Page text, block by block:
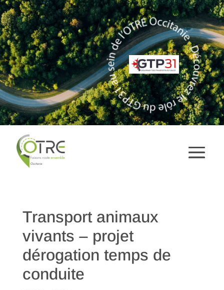
Transport animaux
vivants – projet
dérogation temps de
conduite